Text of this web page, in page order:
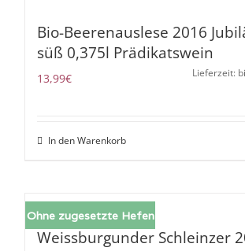
Bio-Beerenauslese 2016
süß 0,375l Prädikatswein
13,99€ Lieferzeit:
In den Warenkorb
Ohne zugesetzte Hefen
Weissburgunder Schleinzer